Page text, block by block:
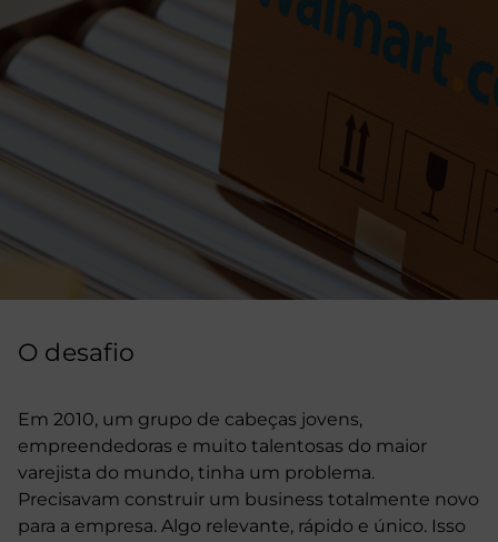
O desafio
Em 2010, um grupo de cabeças jovens,
empreendedoras e muito talentosas do maior
varejista do mundo, tinha um problema.
Precisavam construir um business totalmente novo
para a empresa. Algo relevante, rápido e único. Isso